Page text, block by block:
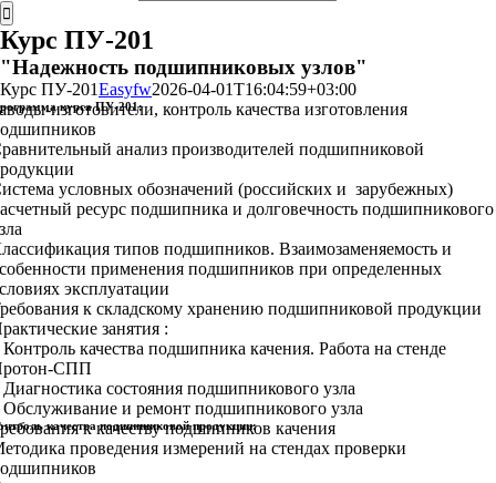
Курс ПУ-201
"Надежность подшипниковых узлов"
Курс ПУ-201Easyfw2026-04-01T16:04:59+03:00
курса ПУ-201:
изготовители, контроль качества изготовления
анализ производителей подшипниковой
условных обозначений (российских и зарубежных)
ресурс подшипника и долговечность подшипникового
типов подшипников. Взаимозаменяемость и
применения подшипников при определенных
эксплуатации
к складскому хранению подшипниковой продукции
занятия :
качества подшипника качения. Работа на стенде
СПП
состояния подшипникового узла
и ремонт подшипникового узла
качества подшипниковой продукции:
к качеству подшипников качения
проведения измерений на стендах проверки